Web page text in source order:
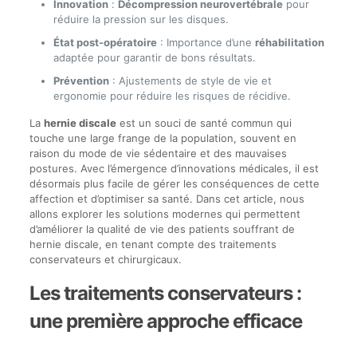
Innovation: Décompression neurovertébralepour
réduire la pression sur les disques.
État post-opératoire: Importance d’une réhabilitation
adaptée pour garantir de bons résultats.
Prévention: Ajustements de style de vie et
ergonomie pour réduire les risques de récidive.
La hernie discaleest un souci de santé commun qui
touche une large frange de la population, souvent en
raison du mode de vie sédentaire et des mauvaises
postures. Avec l’émergence d’innovations médicales, il est
désormais plus facile de gérer les conséquences de cette
affection et d’optimiser sa santé. Dans cet article, nous
allons explorer les solutions modernes qui permettent
d’améliorer la qualité de vie des patients souffrant de
hernie discale, en tenant compte des traitements
conservateurs et chirurgicaux.
Les traitements conservateurs :
une première approche efficace